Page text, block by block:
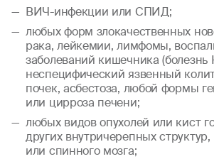
ВИЧ-инфекции или СПИД;
любых форм злокачественных
рака, лейкемии, лимфомы,
заболеваний кишечника (болезнь
неспецифический язвенный
почек, асбестоза, любой формы
или цирроза печени;
любых видов опухолей или кист
других внутричерепных
или спинного мозга;